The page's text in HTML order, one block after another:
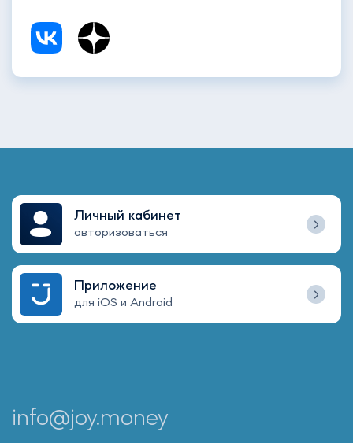
Личный кабинет
авторизоваться
Приложение
для iOS и Android
info@joy.money